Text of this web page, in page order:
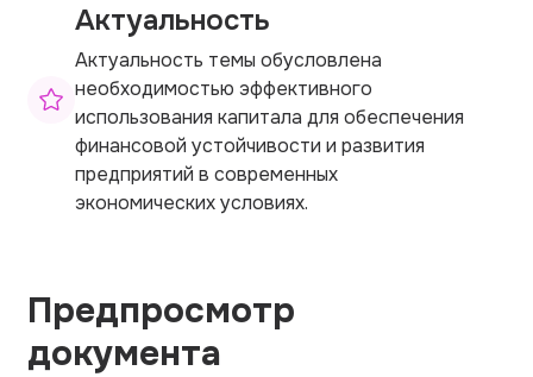
Актуальность
Актуальность темы обусловлена
необходимостью эффективного
использования капитала для обеспечения
финансовой устойчивости и развития
предприятий в современных
экономических условиях.
Предпросмотр
документа